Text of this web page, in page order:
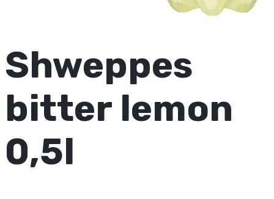
Shweppes
bitter lemon
0,5l